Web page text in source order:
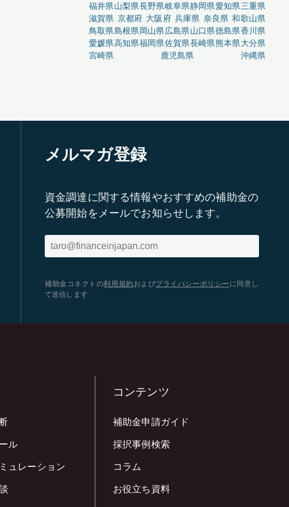
福井県山梨県長野県岐阜県静岡県愛知県三重県
滋賀県 京都府 大阪府 兵庫県 奈良県 和歌山県
鳥取県島根県岡山県広島県山口県徳島県香川県
愛媛県高知県福岡県佐賀県長崎県熊本県大分県
宮崎県
鹿児島県 沖縄県
メルマガ登録
資金調達に関する情報やおすすめの補助金の
公募開始をメールでお知らせします。
補助金コネクトの利用規約 およびプライバシーポリシー に同意し
て送信します
ル
ュレーション
コンテンツ
補助金申請ガイド
採択事例検索
コラム
お役立ち資料